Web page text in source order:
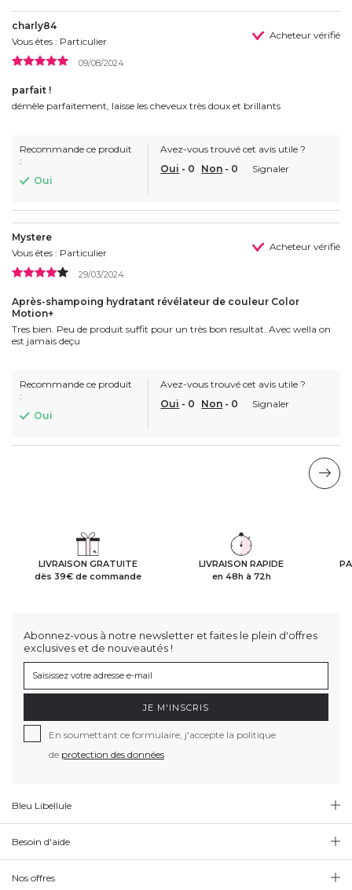
charly84
Vous êtes : Particulier
Acheteur vérifié
09/08/2024
parfait !
démêle parfaitement, laisse les cheveux très doux et brillants
Recommande ce produit
:
Oui
Avez-vous trouvé cet avis utile ?
Oui - 0 Non - 0 Signaler
Mystere
Vous êtes : Particulier
Acheteur vérifié
29/03/2024
Après-shampoing hydratant révélateur de couleur Color
Motion+
Tres bien. Peu de produit suffit pour un très bon resultat. Avec wella on
est jamais deçu
Recommande ce produit
:
Oui
Avez-vous trouvé cet avis utile ?
Oui - 0 Non - 0 Signaler
LIVRAISON GRATUITE
dès 39€ de commande
LIVRAISON RAPIDE
en 48h à 72h
Abonnez-vous à notre newsletter et faites le plein d'offres
exclusives et de nouveautés !
JE M'INSCRIS
En soumettant ce formulaire, j'accepte la politique
de protection des données
Bleu Libellule
Besoin d'aide
Nos offres